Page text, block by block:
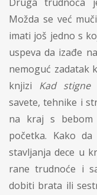
Možda se već
imati još jedno s
uspeva da izađe
nemoguć zadatak
knjizi Kad stigne
savete, tehnike i
na kraj s
početka. Kako
stavljanja dece u
rane trudnoće i
dobiti brata ili